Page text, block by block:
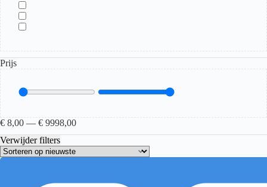
Prijs
€ 8,00 — € 9998,00
Verwijder filters